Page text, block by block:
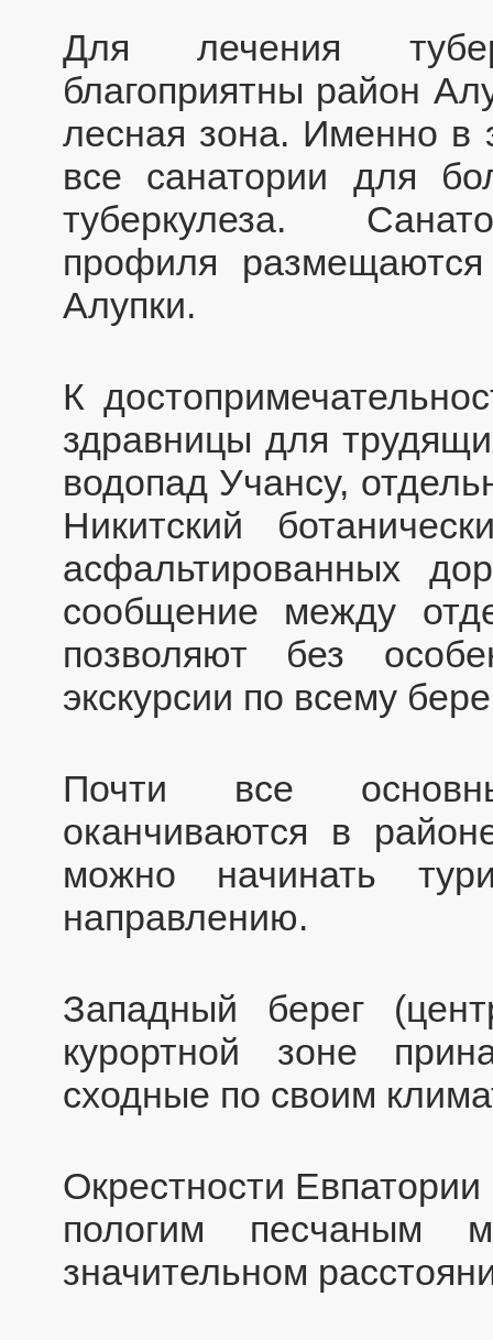
Для лечения
благоприятны район
лесная зона. Именно в
все санатории для
туберкулеза.
профиля
Алупки.
К
здравницы для
водопад Учансу,
Никитский
асфальтированных
сообщение между
позволяют без
экскурсии по всему
Почти все
оканчиваются в
можно начинать
направлению.
Западный берег
курортной зоне
сходные по своим
Окрестности
пологим песчаным
значительном